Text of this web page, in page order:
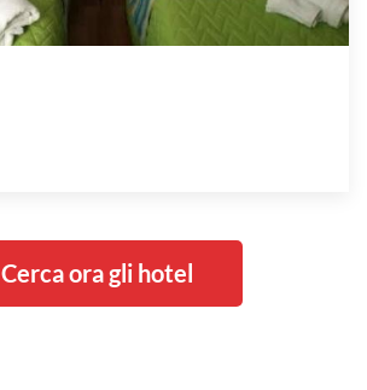
Cerca ora gli hotel